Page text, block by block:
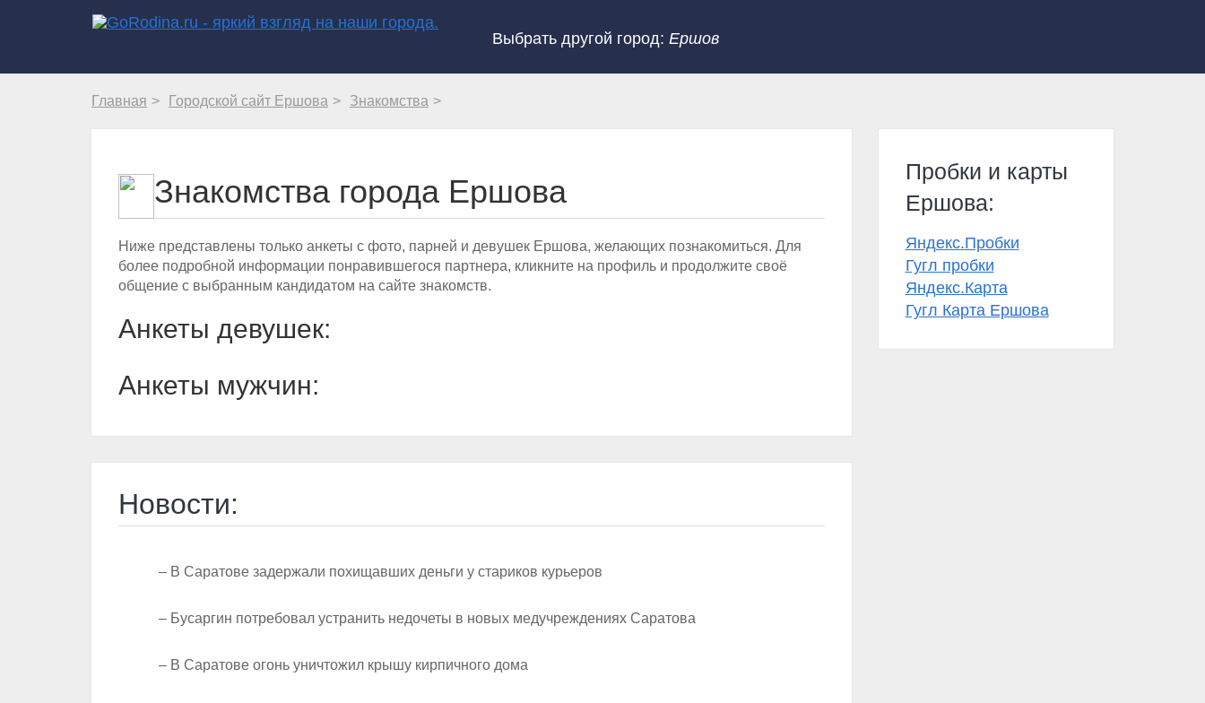
Выбрать другой город: Ершов
Главная Городской сайт Ершова Знакомства
Знакомства города Ершова
Ниже представлены только анкеты с фото, парней и девушек Ершова, желающих познакомиться. Для
более подробной информации понравившегося партнера, кликните на профиль и продолжите своё
общение с выбранным кандидатом на сайте знакомств.
Анкеты девушек:
Анкеты мужчин:
Новости:
– В Саратове задержали похищавших деньги у стариков курьеров
– Бусаргин потребовал устранить недочеты в новых медучреждениях Саратова
– В Саратове огонь уничтожил крышу кирпичного дома
Пробки и карты
Ершова:
Яндекс.Пробки
Гугл пробки
Яндекс.Карта
Гугл Карта Ершова